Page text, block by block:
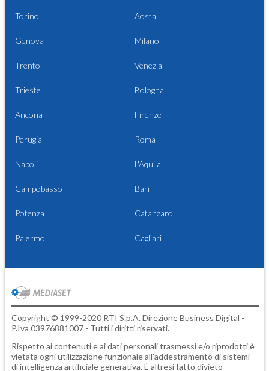
Torino Aosta
Genova Milano
Trento Venezia
Trieste Bologna
Ancona Firenze
Perugia Roma
Napoli L'Aquila
Campobasso Bari
Potenza Catanzaro
Palermo Cagliari
Copyright © 1999-2020 RTI S.p.A. Direzione Business Digital -
P.Iva 03976881007 - Tutti i diritti riservati.
Rispetto ai contenuti e ai dati personali trasmessi e/o riprodotti è
vietata ogni utilizzazione funzionale all'addestramento di sistemi
di intelligenza artificiale generativa. È altresì fatto divieto